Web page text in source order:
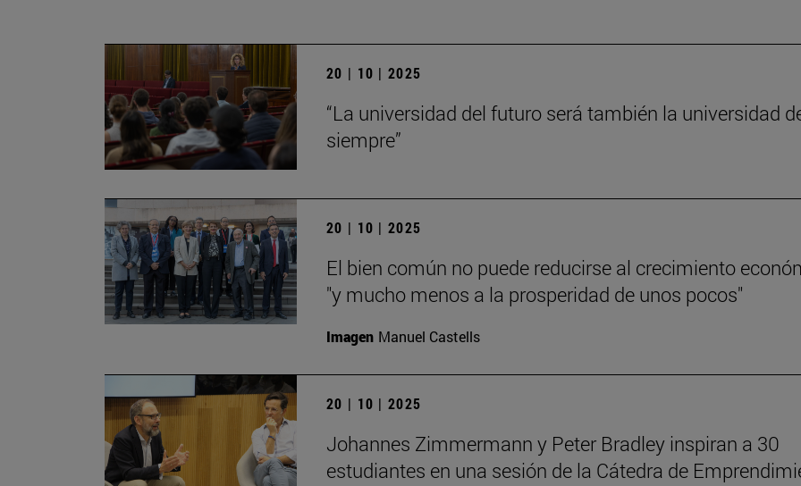
20 | 10 | 2025
“La universidad del futuro será también la universidad
siempre”
20 | 10 | 2025
El bien común no puede reducirse al crecimiento
"y mucho menos a la prosperidad de unos pocos"
Imagen Manuel Castells
20 | 10 | 2025
Johannes Zimmermann y Peter Bradley inspiran a 30
estudiantes en una sesión de la Cátedra de